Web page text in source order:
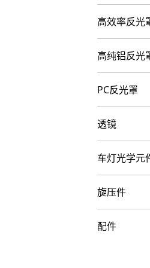
高效率反光
高纯铝反光
PC反光罩
透镜
车灯光学元
旋压件
配件